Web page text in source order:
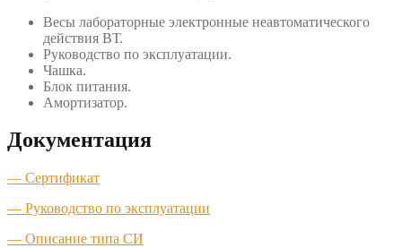
Весы лабораторные электронные неавтоматического
действия ВТ.
Руководство по эксплуатации.
Чашка.
Блок питания.
Амортизатор.
Документация
— Сертификат
— Руководство по эксплуатации
— Описание типа СИ